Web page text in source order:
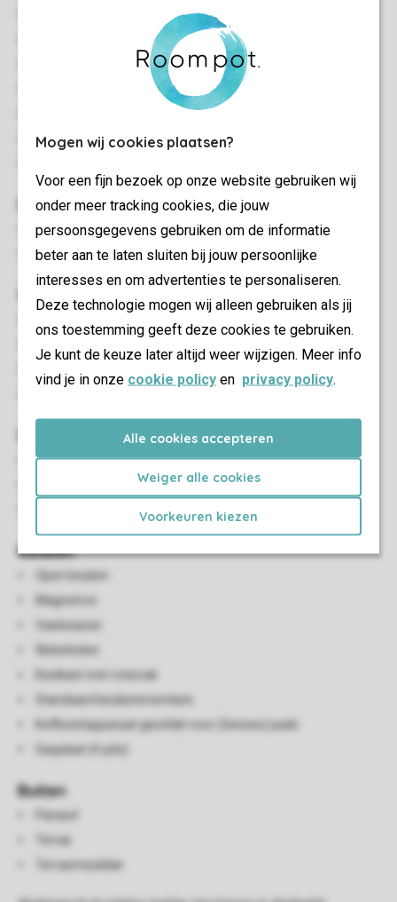
Mogen wij cookies plaatsen?
Voor een fijn bezoek op onze website gebruiken wij
onder meer tracking cookies, die jouw
persoonsgegevens gebruiken om de informatie
beter aan te laten sluiten bij jouw persoonlijke
interesses en om advertenties te personaliseren.
Deze technologie mogen wij alleen gebruiken als jij
ons toestemming geeft deze cookies te gebruiken.
Je kunt de keuze later altijd weer wijzigen. Meer info
vind je in onze cookie policy en privacy policy.
Alle cookies accepteren
Weiger alle cookies
Voorkeuren kiezen
Twee slaapkamers
Rookvrij
Slaapkamer(s)
Twee slaapkamers met twee 1-persoonsbedden
Bedden voorzien van dekbedden en hoofdkussens
Woon-/eetkamer
Badkamer met douchecabine en wastafel
Keuken
Open keuken
Magnetron
Vaatwasser
Waterkoker
Koelkast met vriesvak
Standaard keukeninventaris
Koffiezetapparaat geschikt voor (Senseo) pads
Gasplaat (4-pits)
Buiten
Parasol
Terras
Terrasmeubilair